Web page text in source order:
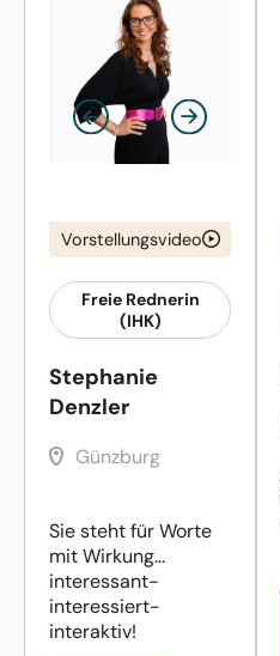
Vorstellungsvideo
Freie Rednerin
(IHK)
Stephanie
Denzler
Günzburg
Sie steht für Worte
mit Wirkung...
interessant-
interessiert-
interaktiv!